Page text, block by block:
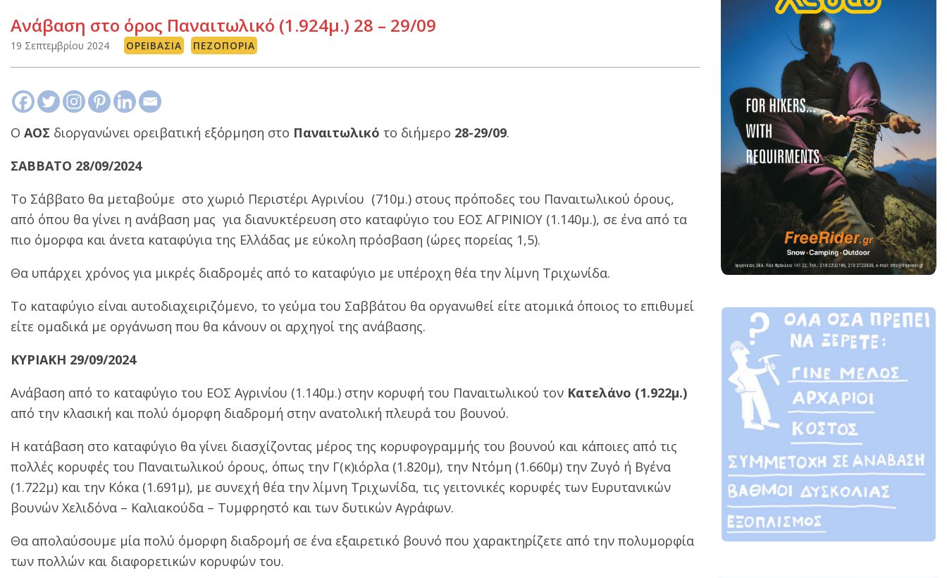
Ανάβαση στο όρος Παναιτωλικό (1.924μ.) 28 – 29/09
19 Σεπτεμβρίου 2024 ΟΡΕΙΒΑΣΊΑ ΠΕΖΟΠΟΡΊΑ
Ο ΑΟΣ διοργανώνει ορειβατική εξόρμηση στο Παναιτωλικό το διήμερο 28-29/09.
ΣΑΒΒΑΤΟ 28/09/2024
Το Σάββατο θα μεταβούμε στο χωριό Περιστέρι Αγρινίου (710μ.) στους πρόποδες του Παναιτωλικού όρους,
από όπου θα γίνει η ανάβαση μας για διανυκτέρευση στο καταφύγιο του ΕΟΣ ΑΓΡΙΝΙΟΥ (1.140μ.), σε ένα από τα
πιο όμορφα και άνετα καταφύγια της Ελλάδας με εύκολη πρόσβαση (ώρες πορείας 1,5).
Θα υπάρχει χρόνος για μικρές διαδρομές από το καταφύγιο με υπέροχη θέα την λίμνη Τριχωνίδα.
Το καταφύγιο είναι αυτοδιαχειριζόμενο, το γεύμα του Σαββάτου θα οργανωθεί είτε ατομικά όποιος το επιθυμεί
είτε ομαδικά με οργάνωση που θα κάνουν οι αρχηγοί της ανάβασης.
ΚΥΡΙΑΚΗ 29/09/2024
Ανάβαση από το καταφύγιο του ΕΟΣ Αγρινίου (1.140μ.) στην κορυφή του Παναιτωλικού τον Κατελάνο (1.922μ.)
από την κλασική και πολύ όμορφη διαδρομή στην ανατολική πλευρά του βουνού.
Η κατάβαση στο καταφύγιο θα γίνει διασχίζοντας μέρος της κορυφογραμμής του βουνού και κάποιες από τις
πολλές κορυφές του Παναιτωλικού όρους, όπως την Γ(κ)ιόρλα (1.820μ), την Ντόμη (1.660μ) την Ζυγό ή Βγένα
(1.722μ) και την Κόκα (1.691μ), με συνεχή θέα την λίμνη Τριχωνίδα, τις γειτονικές κορυφές των Ευρυτανικών
βουνών Χελιδόνα – Καλιακούδα – Τυμφρηστό και των δυτικών Αγράφων.
Θα απολαύσουμε μία πολύ όμορφη διαδρομή σε ένα εξαιρετικό βουνό που χαρακτηρίζετε από την πολυμορφία
των πολλών και διαφορετικών κορυφών του.